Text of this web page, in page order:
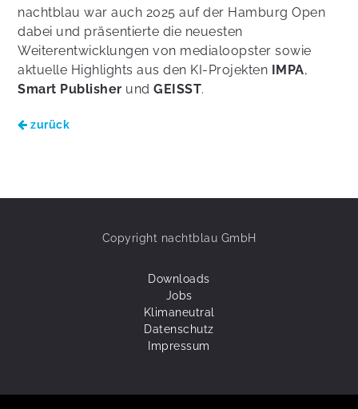
nachtblau war auch 2025 auf der Hamburg Open
dabei und präsentierte die neuesten
Weiterentwicklungen von medialoopster sowie
aktuelle Highlights aus den KI-Projekten IMPA,
Smart Publisher undGEISST.
zurück
Copyright nachtblau GmbH
Downloads
Jobs
Klimaneutral
Datenschutz
Impressum